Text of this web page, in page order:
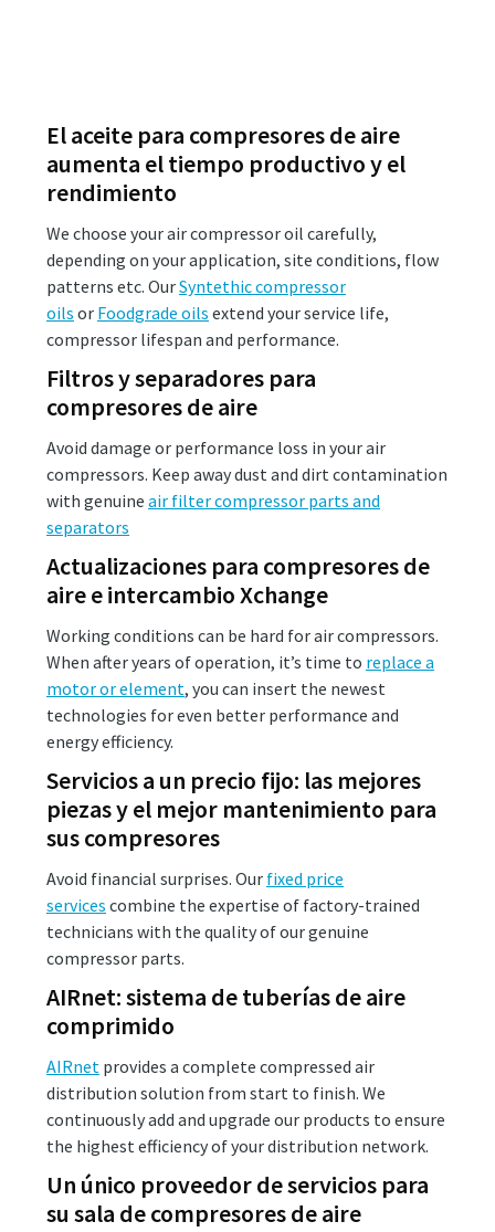
El aceite para compresores de aire
aumenta el tiempo productivo y el
rendimiento
We choose your air compressor oil carefully,
depending on your application, site conditions, flow
patterns etc. OurSyntethic compressor
oils or Foodgrade oils extend your service life,
compressor lifespan and performance.
Filtros y separadores para
compresores de aire
Avoid damage or performance loss in your air
compressors. Keep away dust and dirt contamination
with genuine air filter compressor parts and
separators
Actualizaciones para compresores de
aire e intercambio Xchange
Working conditions can be hard for air compressors.
When after years of operation, it’s time to replace a
motor or element, you can insert the newest
technologies for even better performance and
energy efficiency.
Servicios a un precio fijo: las mejores
piezas y el mejor mantenimiento para
sus compresores
Avoid financial surprises. Our fixed price
services combine the expertise of factory-trained
technicians with the quality of our genuine
compressor parts.
AIRnet: sistema de tuberías de aire
comprimido
AIRnet provides a complete compressed air
distribution solution from start to finish. We
continuously add and upgrade our products to ensure
the highest efficiency of your distribution network.
Un único proveedor de servicios para
su sala de compresores de aire